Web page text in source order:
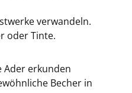
verwandeln.
oder Tinte.
Ader erkunden
Becher in